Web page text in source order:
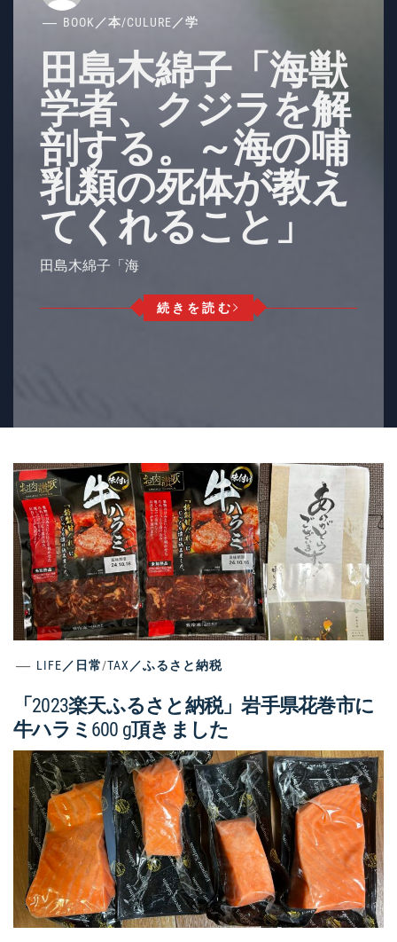
BOOK／本/CULURE／学
田島木綿子「海獣
学者、クジラを解
剖する。～海の哺
乳類の死体が教え
てくれること」
田島木綿子「海
続きを読む
LIFE／日常/TAX／ふるさと納税
「2023楽天ふるさと納税」岩手県花巻市に
牛ハラミ600 g頂きました